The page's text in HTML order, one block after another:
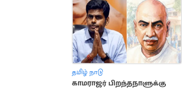
தமிழ் நாடு
காமராஜர் பிறந்தநாளுக்கு